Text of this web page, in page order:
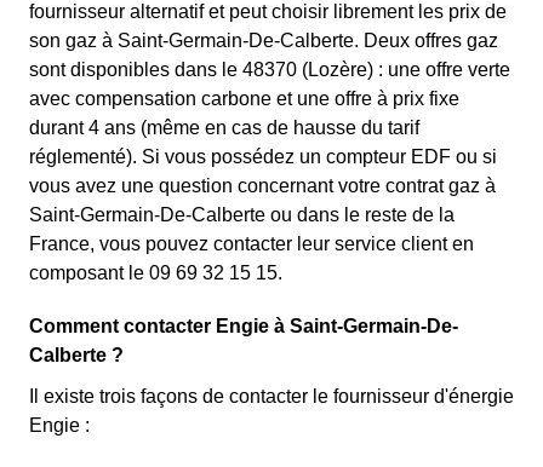
fournisseur alternatif et peut choisir librement les prix de
son gaz à Saint-Germain-De-Calberte. Deux offres gaz
sont disponibles dans le 48370 (Lozère) : une offre verte
avec compensation carbone et une offre à prix fixe
durant 4 ans (même en cas de hausse du tarif
réglementé). Si vous possédez un compteur EDF ou si
vous avez une question concernant votre contrat gaz à
Saint-Germain-De-Calberte ou dans le reste de la
France, vous pouvez contacter leur service client en
composant le 09 69 32 15 15.
Comment contacter Engie à Saint-Germain-De-
Calberte ?
Il existe trois façons de contacter le fournisseur d'énergie
Engie :